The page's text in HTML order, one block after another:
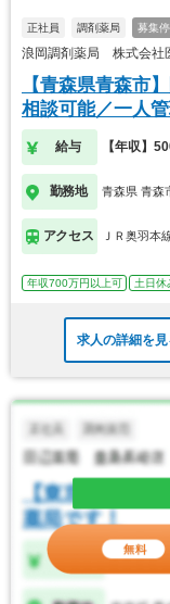
正社員 調剤薬局 募集
浪岡調剤薬局 株式会社
【青森県青森市
相談可能／一人
給与 【年収】
勤務地 青森県 青森
アクセス ＪＲ奥羽本
年収700万円以上可 土日休
求人の詳細を見